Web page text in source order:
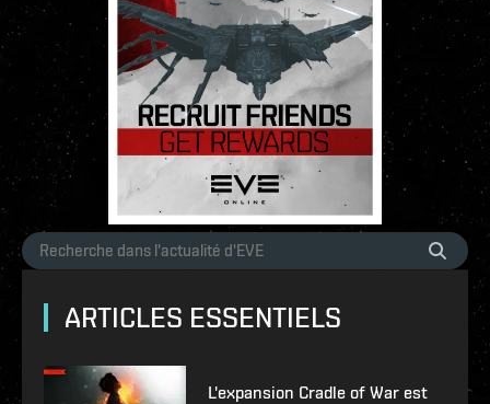
ARTICLES ESSENTIELS
L'expansion Cradle of War est